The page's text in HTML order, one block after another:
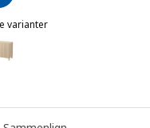
hvid/
varianter
BESTÅ,
BESTÅ, Opbevaring